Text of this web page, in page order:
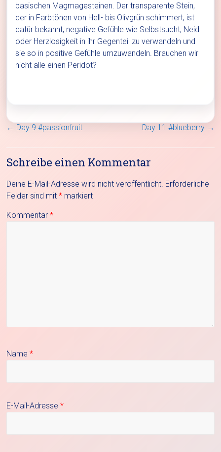
basischen Magmagesteinen. Der transparente Stein,
der in Farbtönen von Hell- bis Olivgrün schimmert, ist
dafür bekannt, negative Gefühle wie Selbstsucht, Neid
oder Herzlosigkeit in ihr Gegenteil zu verwandeln und
sie so in positive Gefühle umzuwandeln. Brauchen wir
nicht alle einen Peridot?
← Day 9 #passionfruit Day 11 #blueberry →
Schreibe einen Kommentar
Deine E-Mail-Adresse wird nicht veröffentlicht. Erforderliche
Felder sind mit* markiert
Kommentar*
Name*
E-Mail-Adresse*